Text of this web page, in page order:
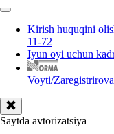
Kirish huquqini
11-72
Iyun oyi uchun
Voyti/
Saytda avtorizatsiya